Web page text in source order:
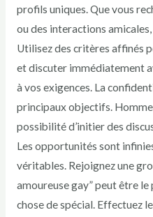
profils uniques. Que vous
ou des interactions
Utilisez des critères affinés
et discuter immédiatement
à vos exigences. La
principaux objectifs.
possibilité d’initier des
Les opportunités sont
véritables. Rejoignez une
amoureuse gay” peut être
chose de spécial. Effectuez